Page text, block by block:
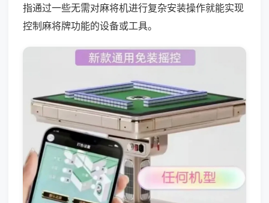
指通过一些无需对麻将机进行复杂安装操作就能实现
控制麻将牌功能的设备或工具。